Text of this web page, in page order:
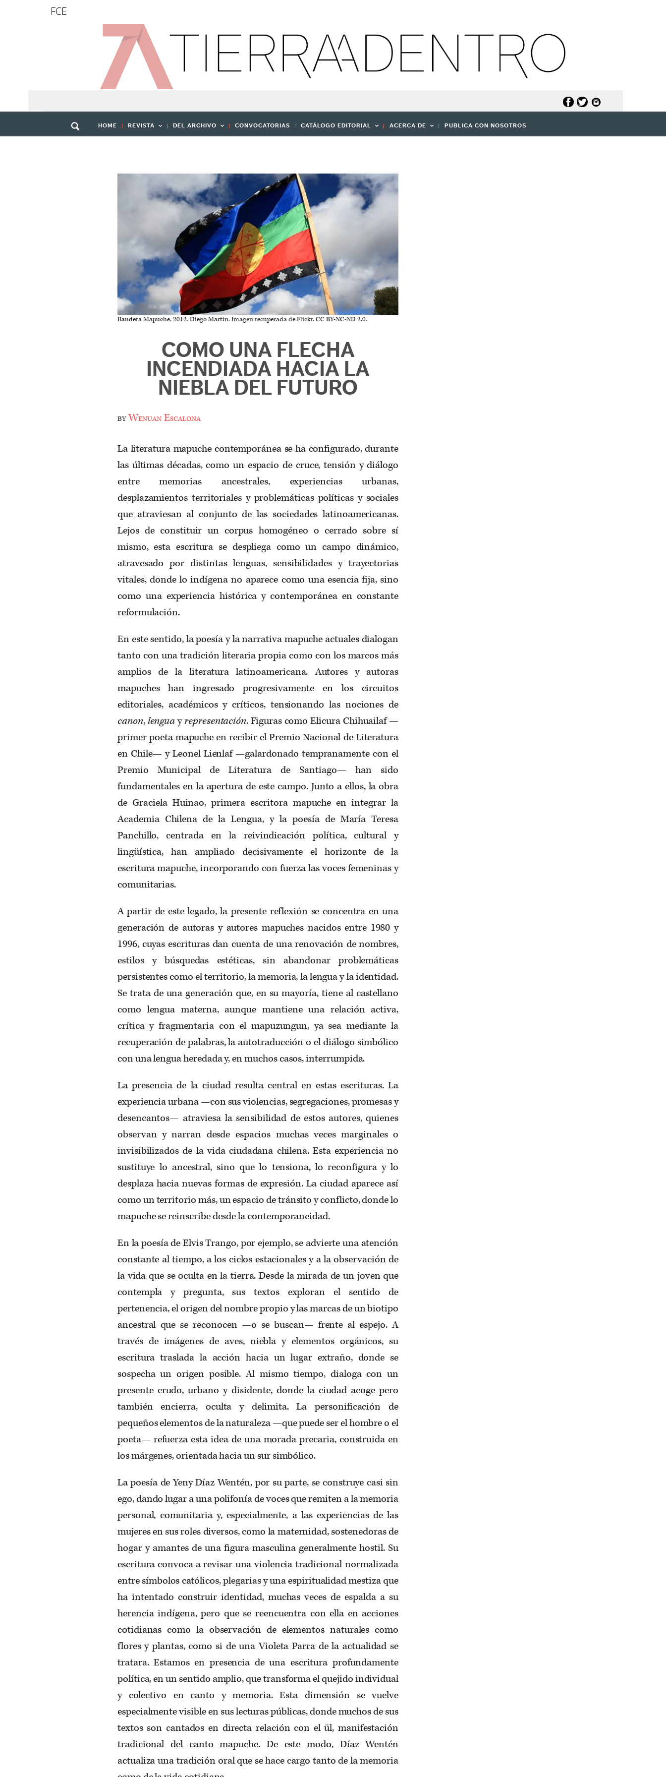
FCE
HOME REVISTA DEL ARCHIVO CONVOCATORIAS CATÁLOGO EDITORIAL ACERCA DE PUBLICA CON NOSOTROS
Bandera Mapuche, 2012. Diego Martin. Imagen recuperada de Flickr. CC BY-NC-ND 2.0.
COMO UNA FLECHA
INCENDIADA HACIA LA
NIEBLA DEL FUTURO
byWenuan Escalona
La literatura mapuche contemporánea se ha configurado, durante
las últimas décadas, como un espacio de cruce, tensión y diálogo
entre memorias ancestrales, experiencias urbanas,
desplazamientos territoriales y problemáticas políticas y sociales
que atraviesan al conjunto de las sociedades latinoamericanas.
Lejos de constituir un corpus homogéneo o cerrado sobre sí
mismo, esta escritura se despliega como un campo dinámico,
atravesado por distintas lenguas, sensibilidades y trayectorias
vitales, donde lo indígena no aparece como una esencia fija, sino
como una experiencia histórica y contemporánea en constante
reformulación.
En este sentido, la poesía y la narrativa mapuche actuales dialogan
tanto con una tradición literaria propia como con los marcos más
amplios de la literatura latinoamericana. Autores y autoras
mapuches han ingresado progresivamente en los circuitos
editoriales, académicos y críticos, tensionando las nociones de
canon,lenguayrepresentación. Figuras como Elicura Chihuailaf —
primer poeta mapuche en recibir el Premio Nacional de Literatura
en Chile— y Leonel Lienlaf —galardonado tempranamente con el
Premio Municipal de Literatura de Santiago— han sido
fundamentales en la apertura de este campo. Junto a ellos, la obra
de Graciela Huinao, primera escritora mapuche en integrar la
Academia Chilena de la Lengua, y la poesía de María Teresa
Panchillo, centrada en la reivindicación política, cultural y
lingüística, han ampliado decisivamente el horizonte de la
escritura mapuche, incorporando con fuerza las voces femeninas y
comunitarias.
A partir de este legado, la presente reflexión se concentra en una
generación de autoras y autores mapuches nacidos entre 1980 y
1996, cuyas escrituras dan cuenta de una renovación de nombres,
estilos y búsquedas estéticas, sin abandonar problemáticas
persistentes como el territorio, la memoria, la lengua y la identidad.
Se trata de una generación que, en su mayoría, tiene al castellano
como lengua materna, aunque mantiene una relación activa,
crítica y fragmentaria con el mapuzungun, ya sea mediante la
recuperación de palabras, la autotraducción o el diálogo simbólico
con una lengua heredada y, en muchos casos, interrumpida.
La presencia de la ciudad resulta central en estas escrituras. La
experiencia urbana —con sus violencias, segregaciones, promesas y
desencantos— atraviesa la sensibilidad de estos autores, quienes
observan y narran desde espacios muchas veces marginales o
invisibilizados de la vida ciudadana chilena. Esta experiencia no
sustituye lo ancestral, sino que lo tensiona, lo reconfigura y lo
desplaza hacia nuevas formas de expresión. La ciudad aparece así
como un territorio más, un espacio de tránsito y conflicto, donde lo
mapuche se reinscribe desde la contemporaneidad.
En la poesía de Elvis Trango, por ejemplo, se advierte una atención
constante al tiempo, a los ciclos estacionales y a la observación de
la vida que se oculta en la tierra. Desde la mirada de un joven que
contempla y pregunta, sus textos exploran el sentido de
pertenencia, el origen del nombre propio y las marcas de un biotipo
ancestral que se reconocen —o se buscan— frente al espejo. A
través de imágenes de aves, niebla y elementos orgánicos, su
escritura traslada la acción hacia un lugar extraño, donde se
sospecha un origen posible. Al mismo tiempo, dialoga con un
presente crudo, urbano y disidente, donde la ciudad acoge pero
también encierra, oculta y delimita. La personificación de
pequeños elementos de la naturaleza —que puede ser el hombre o el
poeta— refuerza esta idea de una morada precaria, construida en
los márgenes, orientada hacia un sur simbólico.
La poesía de Yeny Díaz Wentén, por su parte, se construye casi sin
ego, dando lugar a una polifonía de voces que remiten a la memoria
personal, comunitaria y, especialmente, a las experiencias de las
mujeres en sus roles diversos, como la maternidad, sostenedoras de
hogar y amantes de una figura masculina generalmente hostil. Su
escritura convoca a revisar una violencia tradicional normalizada
entre símbolos católicos, plegarias y una espiritualidad mestiza que
ha intentado construir identidad, muchas veces de espalda a su
herencia indígena, pero que se reencuentra con ella en acciones
cotidianas como la observación de elementos naturales como
flores y plantas, como si de una Violeta Parra de la actualidad se
tratara. Estamos en presencia de una escritura profundamente
política, en un sentido amplio, que transforma el quejido individual
y colectivo en canto y memoria. Esta dimensión se vuelve
especialmente visible en sus lecturas públicas, donde muchos de sus
textos son cantados en directa relación con el ül, manifestación
tradicional del canto mapuche. De este modo, Díaz Wentén
actualiza una tradición oral que se hace cargo tanto de la memoria